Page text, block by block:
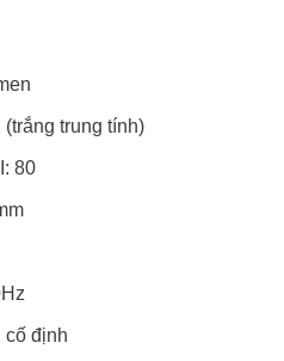
trung tính)
80
cố định